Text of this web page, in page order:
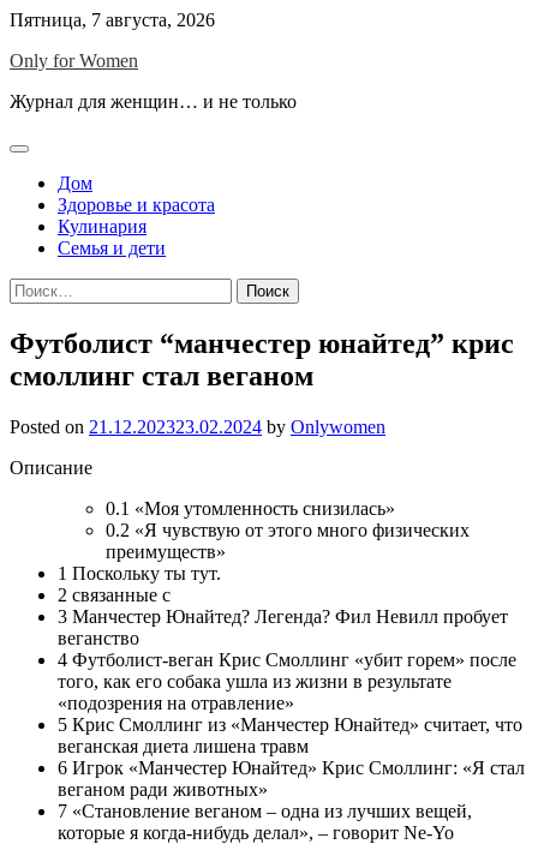
Skip
content
Пятница, 7 августа, 2026
Only for Women
Журнал для женщин… и не только
Дом
Здоровье и красота
Кулинария
Семья и дети
Найти:
Футболист “манчестер юнайтед” крис
смоллинг стал веганом
Posted on 21.12.202323.02.2024 by Onlywomen
Описание
0.1 «Моя утомленность снизилась»
0.2 «Я чувствую от этого много физических
преимуществ»
1 Поскольку ты тут.
2 связанные с
3 Манчестер Юнайтед? Легенда? Фил Невилл пробует
веганство
4 Футболист-веган Крис Смоллинг «убит горем» после
того, как его собака ушла из жизни в результате
«подозрения на отравление»
5 Крис Смоллинг из «Манчестер Юнайтед» считает, что
веганская диета лишена травм
6 Игрок «Манчестер Юнайтед» Крис Смоллинг: «Я стал
веганом ради животных»
7 «Становление веганом – одна из лучших вещей,
которые я когда-нибудь делал», – говорит Ne-Yo